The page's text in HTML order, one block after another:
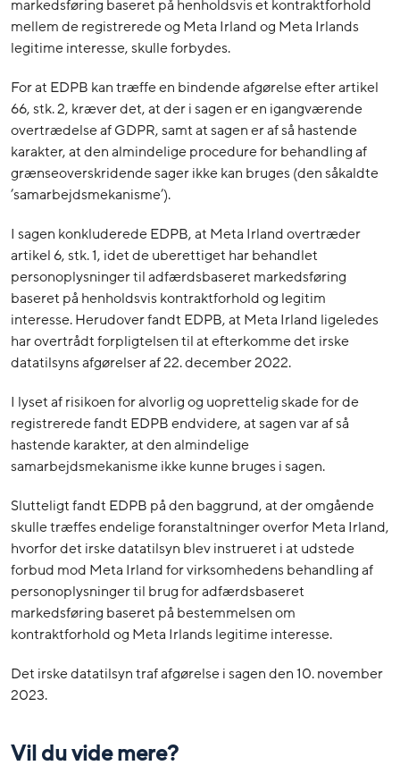
markedsføring baseret på henholdsvis et kontraktforhold
mellem de registrerede og Meta Irland og Meta Irlands
legitime interesse, skulle forbydes.
For at EDPB kan træffe en bindende afgørelse efter artikel
66, stk. 2, kræver det, at der i sagen er en igangværende
overtrædelse af GDPR, samt at sagen er af så hastende
karakter, at den almindelige procedure for behandling af
grænseoverskridende sager ikke kan bruges (den såkaldte
’samarbejdsmekanisme’).
I sagen konkluderede EDPB, at Meta Irland overtræder
artikel 6, stk. 1, idet de uberettiget har behandlet
personoplysninger til adfærdsbaseret markedsføring
baseret på henholdsvis kontraktforhold og legitim
interesse. Herudover fandt EDPB, at Meta Irland ligeledes
har overtrådt forpligtelsen til at efterkomme det irske
datatilsyns afgørelser af 22. december 2022.
I lyset af risikoen for alvorlig og uoprettelig skade for de
registrerede fandt EDPB endvidere, at sagen var af så
hastende karakter, at den almindelige
samarbejdsmekanisme ikke kunne bruges i sagen.
Slutteligt fandt EDPB på den baggrund, at der omgående
skulle træffes endelige foranstaltninger overfor Meta Irland,
hvorfor det irske datatilsyn blev instrueret i at udstede
forbud mod Meta Irland for virksomhedens behandling af
personoplysninger til brug for adfærdsbaseret
markedsføring baseret på bestemmelsen om
kontraktforhold og Meta Irlands legitime interesse.
Det irske datatilsyn traf afgørelse i sagen den 10. november
2023.
Vil du vide mere?